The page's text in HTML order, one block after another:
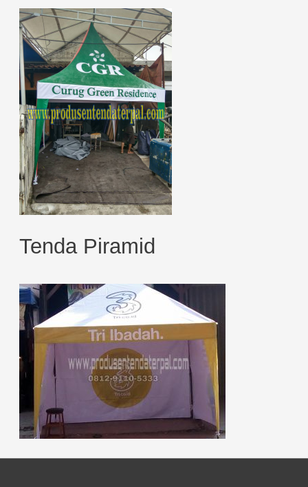
Tenda Piramid